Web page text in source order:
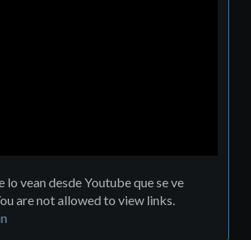
lo vean desde Youtube que se ve
are not allowed to view links.